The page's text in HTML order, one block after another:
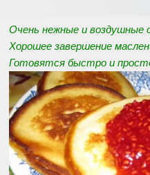
Очень нежные и воздушные
Хорошее завершение
Готовятся быстро и